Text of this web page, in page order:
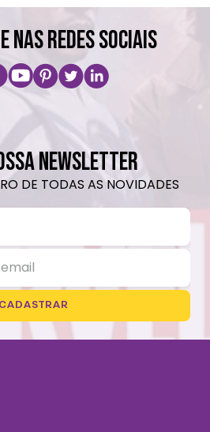
NAS REDES SOCIAIS
NEWSLETTER
DE TODAS AS NOVIDADES
CADASTRAR